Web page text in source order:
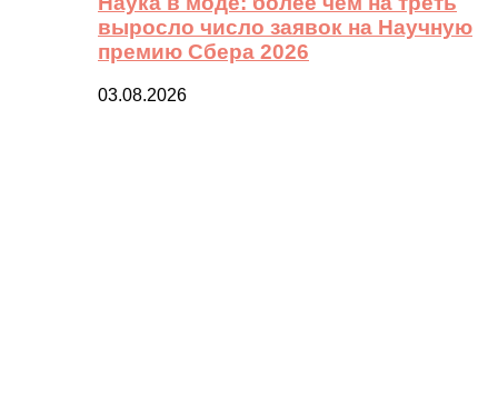
выросло число заявок на Научную
премию Сбера 2026
03.08.2026